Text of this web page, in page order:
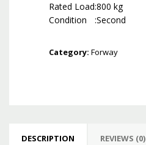
Rated Load:800 kg
Condition
:Second
Category: Forway
DESCRIPTION REVIEWS (0)